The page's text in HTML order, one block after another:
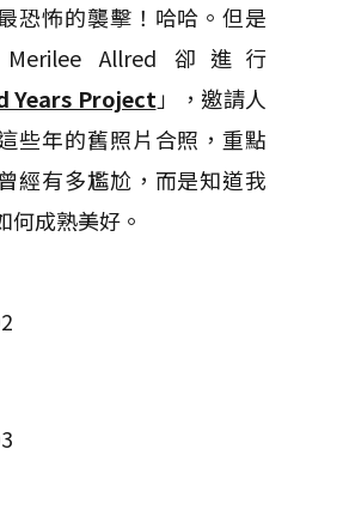
恐怖的襲擊！哈哈。但是
Allred 卻進行
Years Project 」，邀請人
些年的舊照片合照，重點
經有多尷尬，而是知道我
何成熟美好。